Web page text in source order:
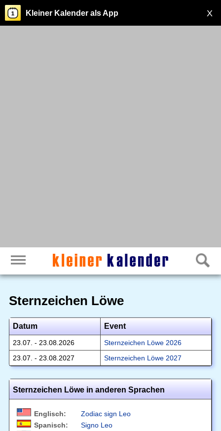
X
Kleiner Kalender als App
Sternzeichen Löwe
Datum Event
23.07. - 23.08.2026
Sternzeichen Löwe 2026
23.07. - 23.08.2027
Sternzeichen Löwe 2027
Sternzeichen Löwe in anderen Sprachen
Englisch:
Zodiac sign Leo
Spanisch:
Signo Leo